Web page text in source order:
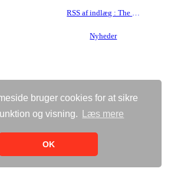
bruger cookies for at sikre
og visning.
Læs mere
OK
RSS af indlæg : The Paul McKenna Band
Nyheder
Vis almindelig hjemmeside
Bricksite.com